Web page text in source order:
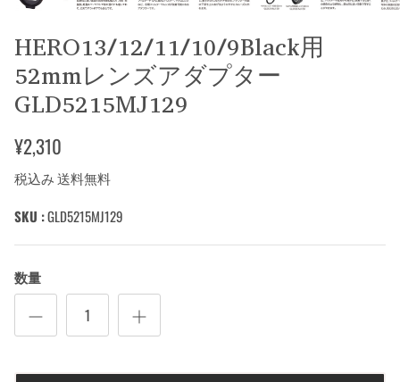
HERO13/12/11/10/9Black用
52mmレンズアダプター
GLD5215MJ129
¥2,310
税込み 送料無料
SKU :GLD5215MJ129
数量